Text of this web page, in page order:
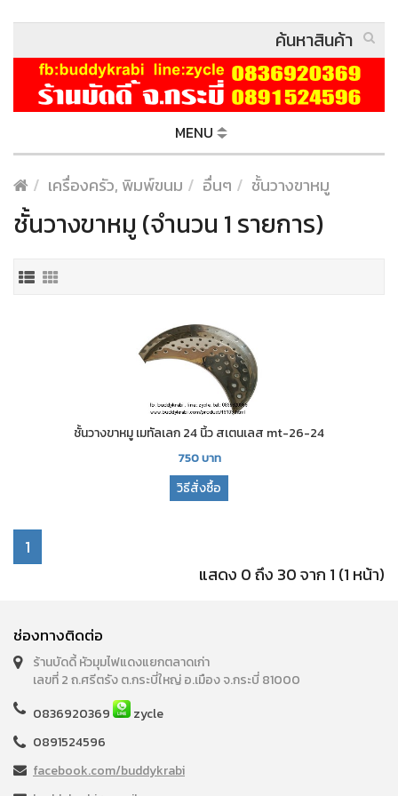
MENU
เครื่องครัว, พิมพ์ขนม อื่นๆ ชั้นวางขาหมู
ชั้นวางขาหมู (จำนวน 1 รายการ)
ชั้นวางขาหมู เมทัลเลก 24 นิ้ว สเตนเลส mt-26-24
750บาท
วิธีสั่งซื้อ
1
แสดง 0 ถึง 30 จาก 1 (1 หน้า)
ช่องทางติดต่อ
ร้านบัดดี้ หัวมุมไฟแดงแยกตลาดเก่า
เลขที่ 2 ถ.ศรีตรัง ต.กระบี่ใหญ่ อ.เมือง จ.กระบี่ 81000
0836920369
zycle
0891524596
facebook.com/buddykrabi